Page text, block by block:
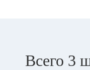
Всего 3